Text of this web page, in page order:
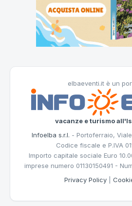
elbaeventi.it è un
vacanze e turismo
Infoelba s.r.l. - Portoferraio,
Codice fiscale e P.IVA
Importo capitale sociale Euro
imprese numero 01130150491 -
Privacy Policy|